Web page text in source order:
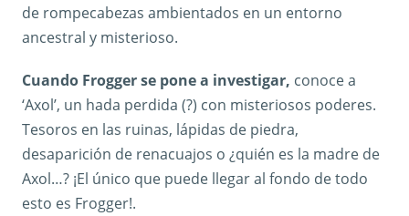
de rompecabezas ambientados en un entorno
ancestral y misterioso.
Cuando Frogger se pone a investigar, conoce a
‘Axol’, un hada perdida (?) con misteriosos poderes.
Tesoros en las ruinas, lápidas de piedra,
desaparición de renacuajos o ¿quién es la madre de
Axol…? ¡El único que puede llegar al fondo de todo
esto es Frogger!.